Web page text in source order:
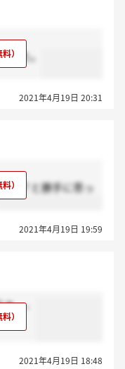
した。
2021年4月19日 20:31
な？と勝手に思っ
2021年4月19日 19:59
、、
2021年4月19日 18:48